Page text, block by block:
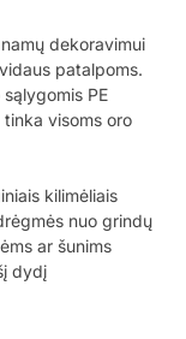
dekoravimui
patalpoms.
PE
visoms oro
kilimėliais
nuo grindų
ar šunims
dydį